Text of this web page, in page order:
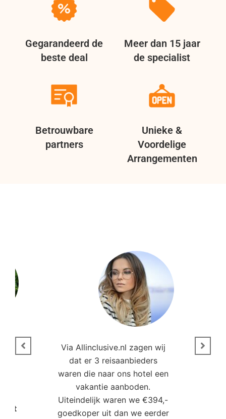
Gegarandeerd de
beste deal
Meer dan 15 jaar
de specialist
Betrouwbare
partners
Unieke &
Voordelige
Arrangementen
Via Allinclusive.nl zagen wij
dat er 3 reisaanbieders
waren die naar ons hotel een
vakantie aanboden.
Uiteindelijk waren we €394,-
goedkoper uit dan we eerder